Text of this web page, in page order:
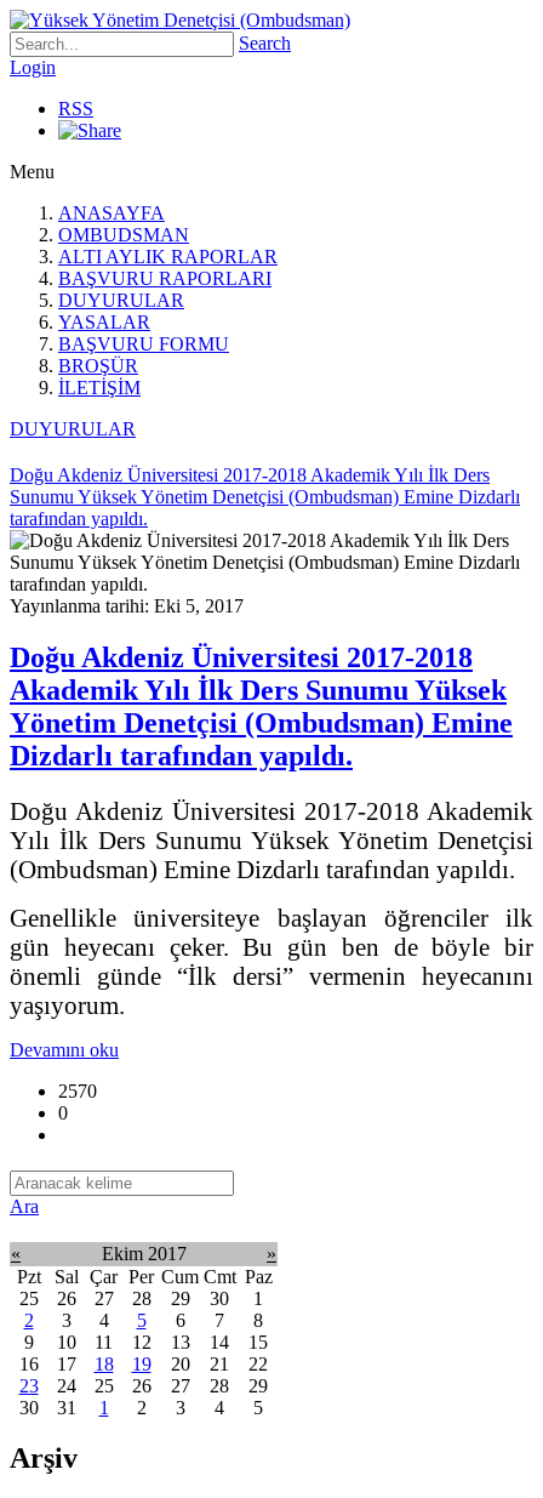
Search
Login
RSS
Menu
ANASAYFA
OMBUDSMAN
ALTI AYLIK RAPORLAR
BAŞVURU RAPORLARI
DUYURULAR
YASALAR
BAŞVURU FORMU
BROŞÜR
İLETİŞİM
DUYURULAR
Doğu Akdeniz Üniversitesi 2017-2018 Akademik Yılı İlk Ders
Sunumu Yüksek Yönetim Denetçisi (Ombudsman) Emine Dizdarlı
tarafından yapıldı.
Yayınlanma tarihi: Eki 5, 2017
Doğu Akdeniz Üniversitesi 2017-2018
Akademik Yılı İlk Ders Sunumu Yüksek
Yönetim Denetçisi (Ombudsman) Emine
Dizdarlı tarafından yapıldı.
Doğu Akdeniz Üniversitesi 2017-2018 Akademik
Yılı İlk Ders Sunumu Yüksek Yönetim Denetçisi
(Ombudsman) Emine Dizdarlı tarafından yapıldı.
Genellikle üniversiteye başlayan öğrenciler ilk
gün heyecanı çeker. Bu gün ben de böyle bir
önemli günde “İlk dersi” vermenin heyecanını
yaşıyorum.
Devamını oku
2570
0
Ara
« Ekim 2017
»
Pzt
Sal Çar Per Cum Cmt Paz
25
26 27 28 29 30
1
2
3 4 5 6 7
8
9
10 11 12 13 14
15
16
17 18 19 20 21
22
23
24 25 26 27 28
29
30
31 1 2 3 4 5
Arşiv